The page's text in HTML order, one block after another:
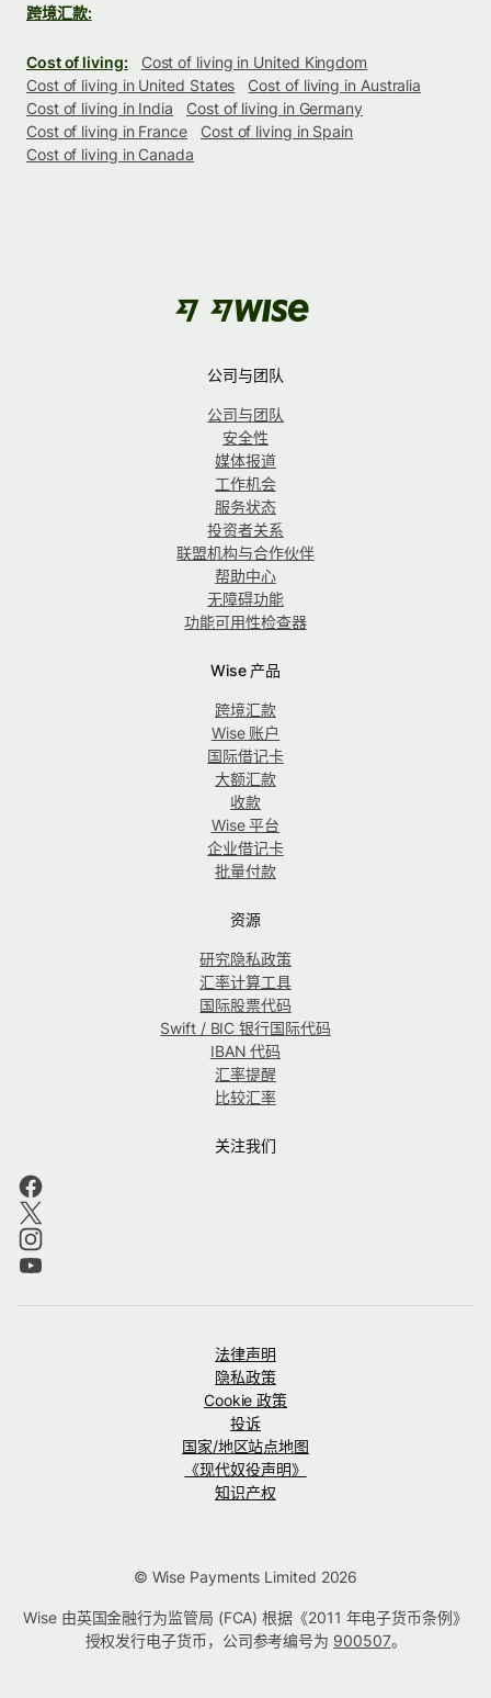
跨境汇款:
Cost of living:
Cost of living in United Kingdom
Cost of living in United States
Cost of living in Australia
Cost of living in India
Cost of living in Germany
Cost of living in France
Cost of living in Spain
Cost of living in Canada
公司与团队
公司与团队
安全性
媒体报道
工作机会
服务状态
投资者关系
联盟机构与合作伙伴
帮助中心
无障碍功能
功能可用性检查器
Wise 产品
跨境汇款
Wise 账户
国际借记卡
大额汇款
收款
Wise 平台
企业借记卡
批量付款
资源
研究隐私政策
汇率计算工具
国际股票代码
Swift / BIC 银行国际代码
IBAN 代码
汇率提醒
比较汇率
关注我们
法律声明
隐私政策
Cookie 政策
投诉
国家/地区站点地图
《现代奴役声明》
知识产权
© Wise Payments Limited 2026
Wise 由英国金融行为监管局 (FCA) 根据《2011 年电子货币条例》
授权发行电子货币，公司参考编号为 900507。